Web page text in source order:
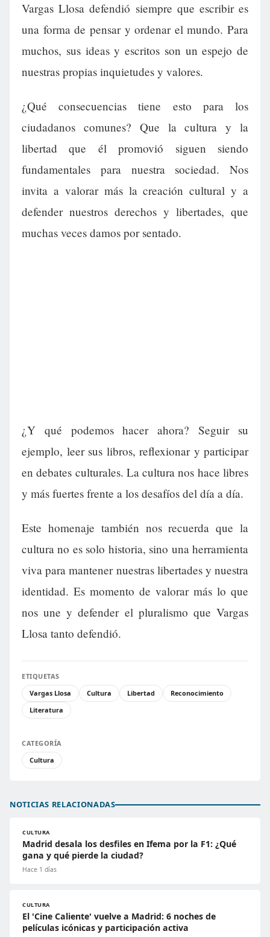
Vargas Llosa defendió siempre que escribir es
una forma de pensar y ordenar el mundo. Para
muchos, sus ideas y escritos son un espejo de
nuestras propias inquietudes y valores.
¿Qué consecuencias tiene esto para los
ciudadanos comunes? Que la cultura y la
libertad que él promovió siguen siendo
fundamentales para nuestra sociedad. Nos
invita a valorar más la creación cultural y a
defender nuestros derechos y libertades, que
muchas veces damos por sentado.
¿Y qué podemos hacer ahora? Seguir su
ejemplo, leer sus libros, reflexionar y participar
en debates culturales. La cultura nos hace libres
y más fuertes frente a los desafíos del día a día.
Este homenaje también nos recuerda que la
cultura no es solo historia, sino una herramienta
viva para mantener nuestras libertades y nuestra
identidad. Es momento de valorar más lo que
nos une y defender el pluralismo que Vargas
Llosa tanto defendió.
ETIQUETAS
Vargas Llosa
Cultura Libertad
Reconocimiento
Literatura
CATEGORÍA
Cultura
NOTICIAS RELACIONADAS
CULTURA
Madrid desala los desfiles en Ifema por la F1: ¿Qué
gana y qué pierde la ciudad?
Hace 1 días
CULTURA
El 'Cine Caliente' vuelve a Madrid: 6 noches de
películas icónicas y participación activa